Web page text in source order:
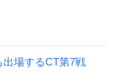
出場するCT第7戦